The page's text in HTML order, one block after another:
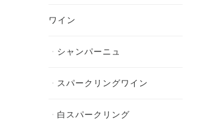
ワイン
シャンパーニュ
スパークリングワイン
白スパークリング